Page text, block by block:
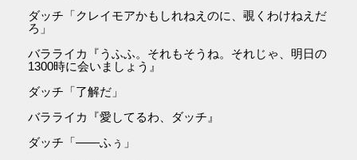
ダッチ「クレイモアかもしれねえのに、覗くわけねえだ
ろ」
バラライカ『うふふ。それもそうね。それじゃ、明日の
1300時に会いましょう』
ダッチ「了解だ」
バラライカ『愛してるわ、ダッチ』
ダッチ「――ふぅ」